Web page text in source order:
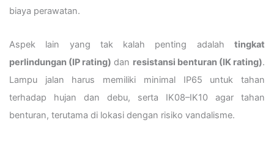
biaya perawatan.
Aspek lain yang tak kalah penting adalah tingkat
perlindungan (IP rating) dan resistansi benturan (IK rating).
Lampu jalan harus memiliki minimal IP65 untuk tahan
terhadap hujan dan debu, serta IK08–IK10 agar tahan
benturan, terutama di lokasi dengan risiko vandalisme.